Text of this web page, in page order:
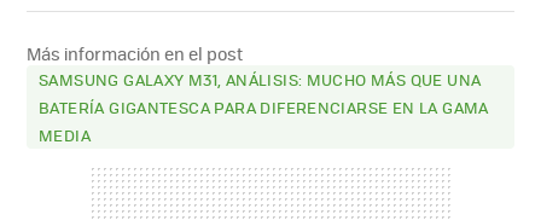
FACEBOOK
X
E-
MAIL
Más información en el post
SAMSUNG GALAXY M31, ANÁLISIS: MUCHO MÁS QUE UNA
BATERÍA GIGANTESCA PARA DIFERENCIARSE EN LA GAMA
MEDIA